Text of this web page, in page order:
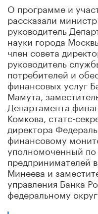
О программе и
рассказали
руководитель
науки города
член совета
руководитель
потребителей и
финансовых услуг
Мамута ,
Департамента
Комкова, статс-
директора
финансовому
уполномоченный
предпринимателей
Минеева и
управления Банка
федеральному